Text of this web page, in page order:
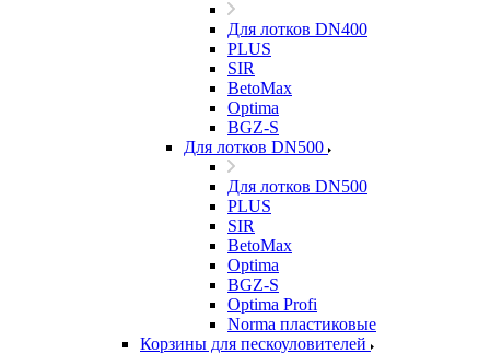
Для лотков DN400
PLUS
SIR
BetoMax
Optima
BGZ-S
Для лотков DN500
Для лотков DN500
PLUS
SIR
BetoMax
Optima
BGZ-S
Optima Profi
Norma пластиковые
Корзины для пескоуловителей